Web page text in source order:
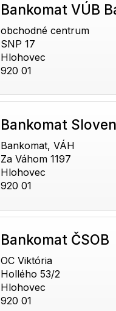
Bankomat VÚB
obchodné centrum
SNP 17
Hlohovec
920 01
Bankomat
Bankomat, VÁH
Za Váhom 1197
Hlohovec
920 01
Bankomat ČSOB
OC Viktória
Hollého 53/2
Hlohovec
920 01